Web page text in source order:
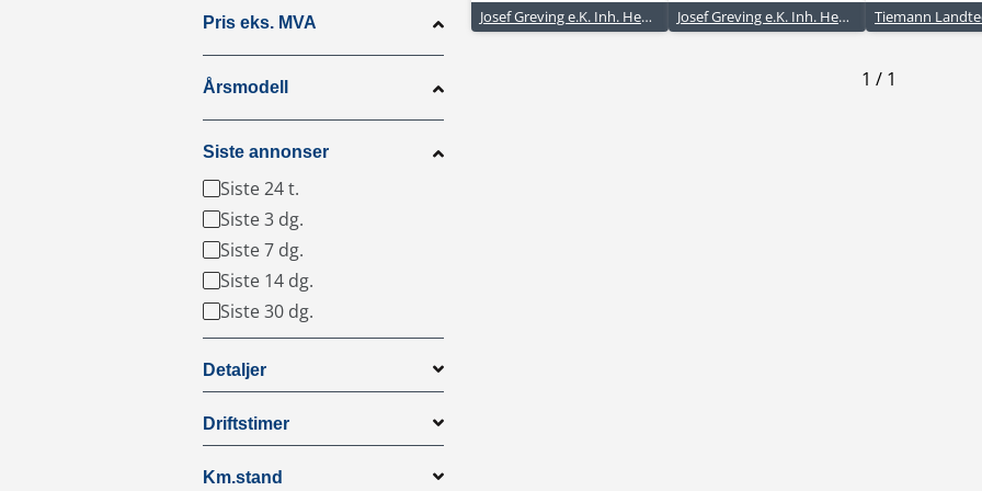
Pris eks. MVA
Årsmodell
Siste annonser
Siste 24 t.
Siste 3 dg.
Siste 7 dg.
Siste 14 dg.
Siste 30 dg.
Detaljer
Driftstimer
Km.stand
Josef Greving e.K. Inh. Henrika Werlemann-Greving
Josef Greving e.K. Inh. Henrika Werlemann-Greving
1 / 1